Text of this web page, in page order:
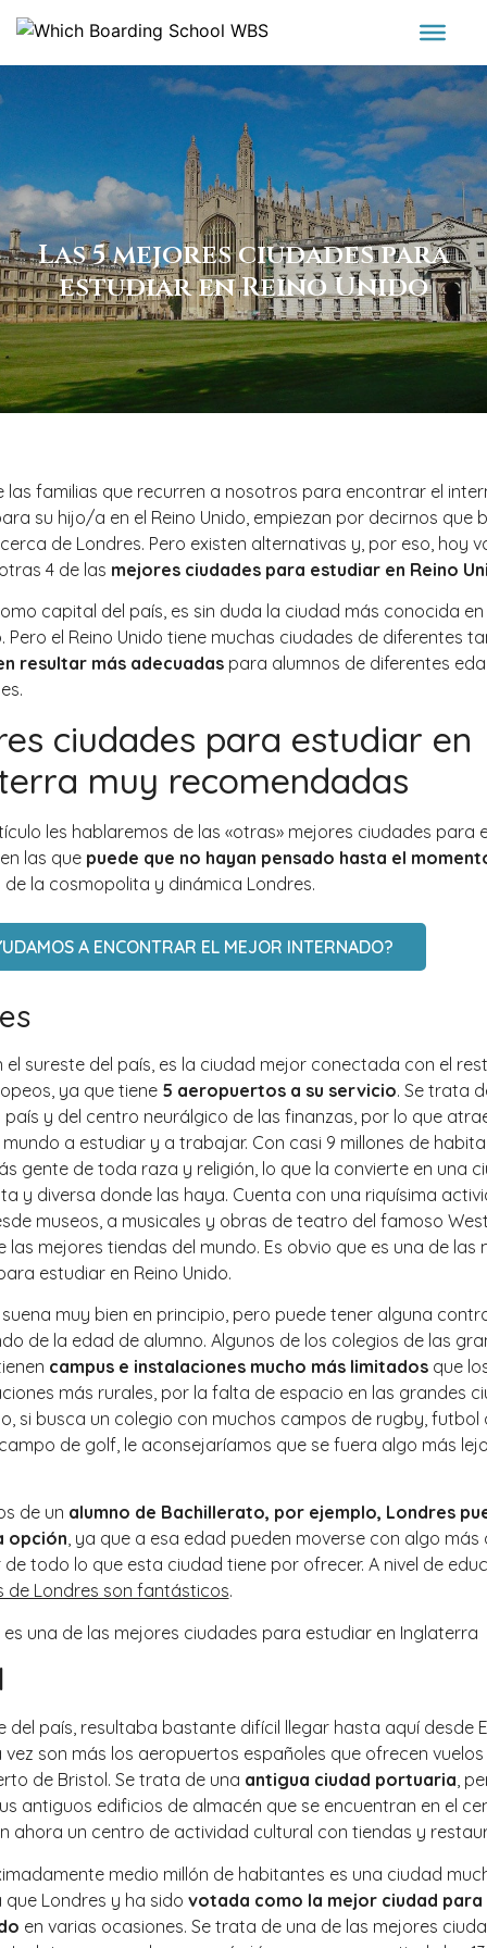
Las 5 mejores ciudades para
estudiar en Reino Unido
las familias que recurren a nosotros para encontrar el
su hijo/a en el Reino Unido, empiezan por decirnos que
de Londres. Pero existen alternativas y, por eso, hoy
4 de las mejores ciudades para estudiar en Reino
capital del país, es sin duda la ciudad más conocida en
Pero el Reino Unido tiene muchas ciudades de diferentes
resultar más adecuadaspara alumnos de diferentes
ciudades para estudiar en
muy recomendadas
les hablaremos de las «otras» mejores ciudades para
las que puede que no hayan pensado hasta el
la cosmopolita y dinámica Londres.
A ENCONTRAR EL MEJOR INTERNADO?
el sureste del país, es la ciudad mejor conectada con el
ya que tiene 5 aeropuertos a su servicio. Se trata
y del centro neurálgico de las finanzas, por lo que
a estudiar y a trabajar. Con casi 9 millones de
gente de toda raza y religión, lo que la convierte en una
y diversa donde las haya. Cuenta con una riquísima
museos, a musicales y obras de teatro del famoso
las mejores tiendas del mundo. Es obvio que es una de las
estudiar en Reino Unido.
muy bien en principio, pero puede tener alguna
de la edad de alumno. Algunos de los colegios de las
campus e instalaciones mucho más limitadosque
más rurales, por la falta de espacio en las grandes
si busca un colegio con muchos campos de rugby, futbol
de golf, le aconsejaríamos que se fuera algo más
de un alumno de Bachillerato, por ejemplo, Londres
opción, ya que a esa edad pueden moverse con algo más
todo lo que esta ciudad tiene por ofrecer. A nivel de
de Londres son fantásticos.
del país, resultaba bastante difícil llegar hasta aquí desde
son más los aeropuertos españoles que ofrecen
de Bristol. Se trata de una antigua ciudad portuaria,
antiguos edificios de almacén que se encuentran en el
ahora un centro de actividad cultural con tiendas y
medio millón de habitantes es una ciudad
Londres y ha sido votada como la mejor ciudad para
en varias ocasiones. Se trata de una de las mejores